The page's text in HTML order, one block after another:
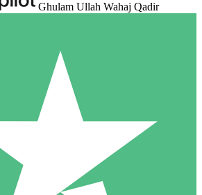
Ghulam Ullah Wahaj Qadir